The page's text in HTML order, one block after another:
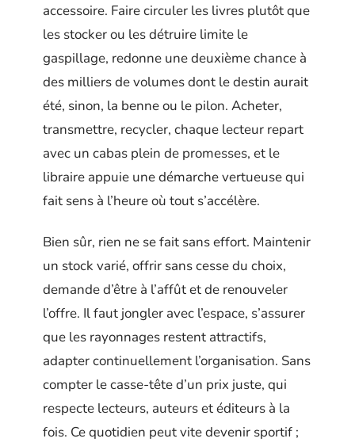
accessoire. Faire circuler les livres plutôt que
les stocker ou les détruire limite le
gaspillage, redonne une deuxième chance à
des milliers de volumes dont le destin aurait
été, sinon, la benne ou le pilon. Acheter,
transmettre, recycler, chaque lecteur repart
avec un cabas plein de promesses, et le
libraire appuie une démarche vertueuse qui
fait sens à l’heure où tout s’accélère.
Bien sûr, rien ne se fait sans effort. Maintenir
un stock varié, offrir sans cesse du choix,
demande d’être à l’affût et de renouveler
l’offre. Il faut jongler avec l’espace, s’assurer
que les rayonnages restent attractifs,
adapter continuellement l’organisation. Sans
compter le casse-tête d’un prix juste, qui
respecte lecteurs, auteurs et éditeurs à la
fois. Ce quotidien peut vite devenir sportif ;